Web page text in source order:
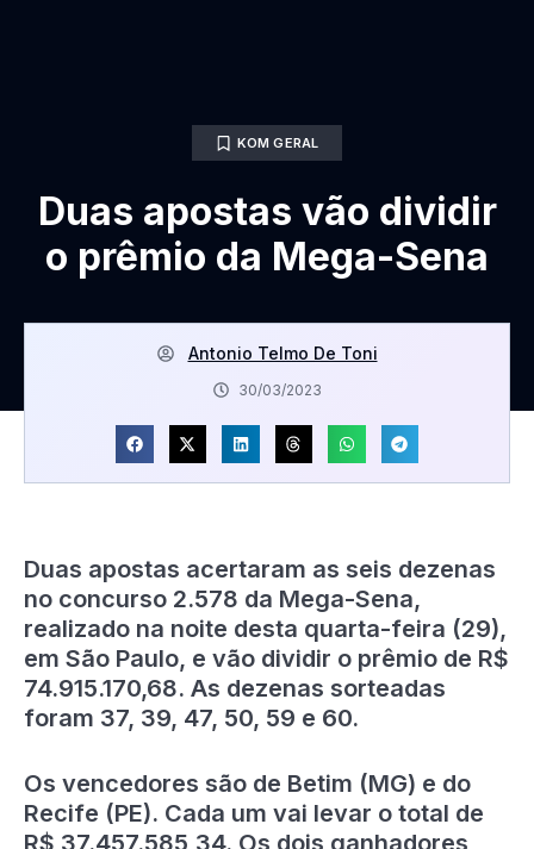
KOM GERAL
Duas apostas vão dividir
o prêmio da Mega-Sena
Antonio Telmo De Toni
30/03/2023
Duas apostas acertaram as seis dezenas
no concurso 2.578 da Mega-Sena,
realizado na noite desta quarta-feira (29),
em São Paulo, e vão dividir o prêmio de R$
74.915.170,68. As dezenas sorteadas
foram 37, 39, 47, 50, 59 e 60.
Os vencedores são de Betim (MG) e do
Recife (PE). Cada um vai levar o total de
R$ 37.457.585,34. Os dois ganhadores